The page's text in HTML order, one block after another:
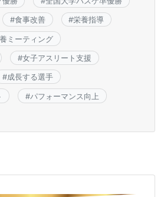
#食事改善 #栄養指導
ミーティング
#女子アスリート支援
#成長する選手
#パフォーマンス向上